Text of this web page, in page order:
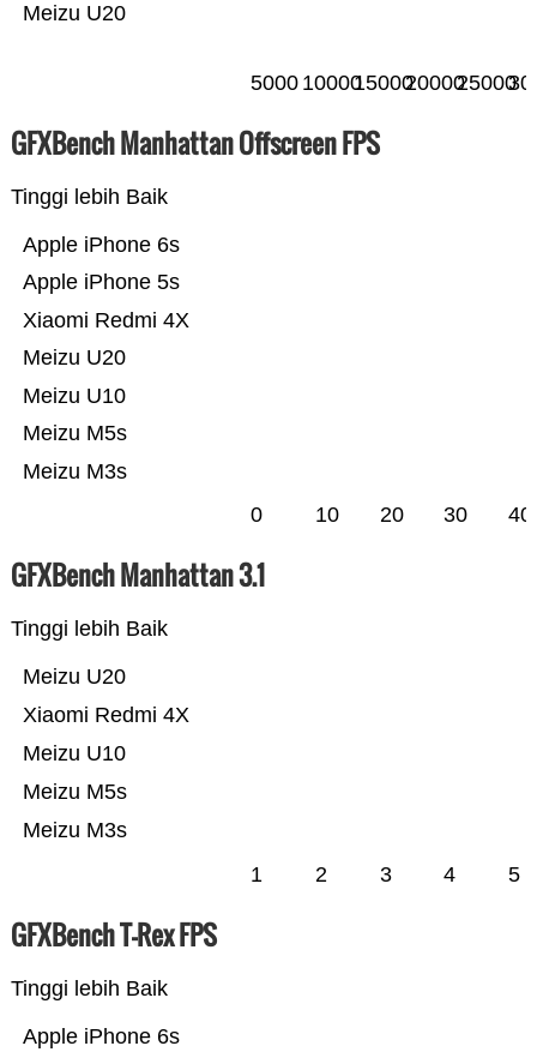
Meizu U20
5000 10000150002000025000
GFXBench Manhattan Offscreen FPS
Tinggi lebih Baik
Meizu M3s
Meizu M5s
Meizu U10
Meizu U20
Xiaomi Redmi 4X
Apple iPhone 5s
Apple iPhone 6s
0 10 20 30 40
GFXBench Manhattan 3.1
Tinggi lebih Baik
Meizu M3s
Meizu M5s
Meizu U10
Xiaomi Redmi 4X
Meizu U20
1 2 3 4 5
GFXBench T-Rex FPS
Tinggi lebih Baik
Apple iPhone 6s